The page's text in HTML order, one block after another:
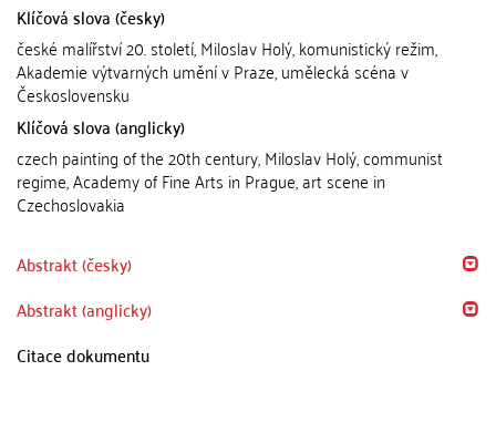
Klíčová slova (česky)
české malířství 20. století, Miloslav Holý, komunistický režim,
Akademie výtvarných umění v Praze, umělecká scéna v
Československu
Klíčová slova (anglicky)
czech painting of the 20th century, Miloslav Holý, communist
regime, Academy of Fine Arts in Prague, art scene in
Czechoslovakia
Abstrakt (česky)
Abstrakt (anglicky)
Citace dokumentu